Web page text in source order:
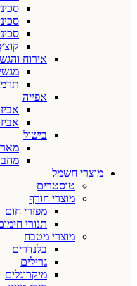
אירוח
אפייה
בישול
מוצרי חשמל
טוסטרים
מוצרי חורף
מפזרי חום
תנורי
מוצרי מטבח
בלנדרים
גרילים
מיקרוגלים